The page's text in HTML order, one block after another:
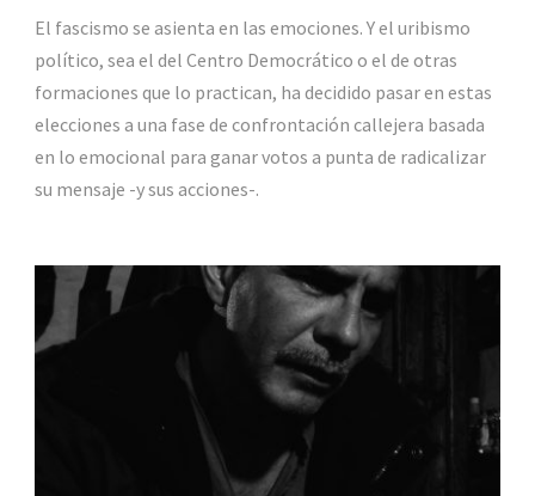
El fascismo se asienta en las emociones. Y el uribismo
político, sea el del Centro Democrático o el de otras
formaciones que lo practican, ha decidido pasar en estas
elecciones a una fase de confrontación callejera basada
en lo emocional para ganar votos a punta de radicalizar
su mensaje -y sus acciones-.